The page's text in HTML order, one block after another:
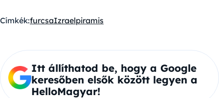
Címkék:furcsaIzraelpiramis
Itt állíthatod be, hogy a Google
keresőben elsők között legyen a
HelloMagyar!